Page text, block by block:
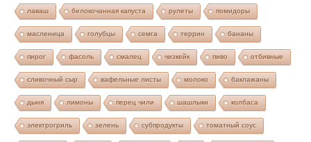
лаваш белокочанная капуста рулеты помидоры
масленица голубцы семга террин бананы
пирог фасоль смалец чизкейк пиво отбивные
сливочный сыр вафельные листы молоко баклажаны
дыня лимоны перец чили шашлыки колбаса
электрогриль зелень субпродукты томатный соус